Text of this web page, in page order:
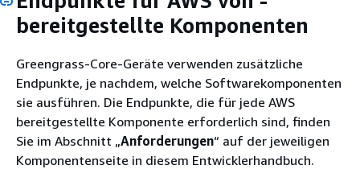
bereitgestellte Komponenten
Greengrass-Core-Geräte verwenden zusätzliche
Endpunkte, je nachdem, welche Softwarekomponenten
sie ausführen. Die Endpunkte, die für jede AWS
bereitgestellte Komponente erforderlich sind, finden
Sie im Abschnitt „Anforderungen“ auf der jeweiligen
Komponentenseite in diesem Entwicklerhandbuch.